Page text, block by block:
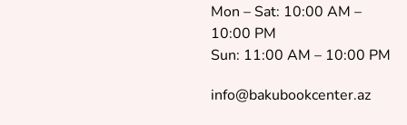
Mon – Sat: 10:00 AM –
10:00 PM
Sun: 11:00 AM – 10:00 PM
info@bakubookcenter.az